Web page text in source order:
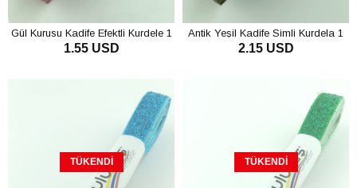
Gül Kurusu Kadife Efektli Kurdele 1
Cm
1.55 USD
Antik Yeşil Kadife Simli Kurdela 1
cm
2.15 USD
TÜKENDI TÜKENDI